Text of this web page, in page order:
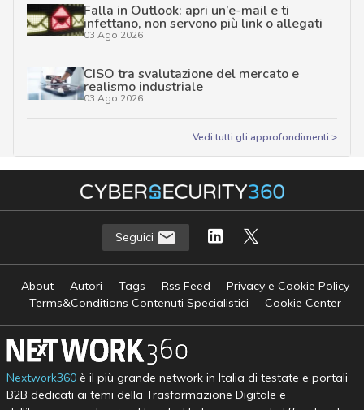
Falla in Outlook: apri un’e-mail e ti
infettano, non servono più link o allegati
03 Ago 2026
CISO tra svalutazione del mercato e
realismo industriale
03 Ago 2026
Vedi tutti gli approfondimenti >
Seguici
About Autori Tags Rss Feed
Privacy e Cookie Policy
Terms&Conditions Contenuti Specialistici
Cookie Center
Nextwork360è il più grande network in Italia di testate e portali
B2B dedicati ai temi della Trasformazione Digitale e